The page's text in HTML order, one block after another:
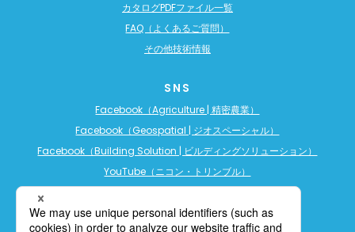
カタログPDFファイル一覧
FAQ（よくあるご質問）
その他技術情報
SNS
Facebook（Agriculture | 精密農業）
Facebook（Geospatial | ジオスペーシャル）
Facebook（Building Solution | ビルディングソリューション）
YouTube（ニコン・トリンブル）
YouTube（ビルディングソリューション）